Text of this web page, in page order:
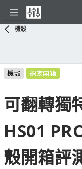
機殼
機殼 網友開箱
可翻轉獨
HS01
殼開箱評